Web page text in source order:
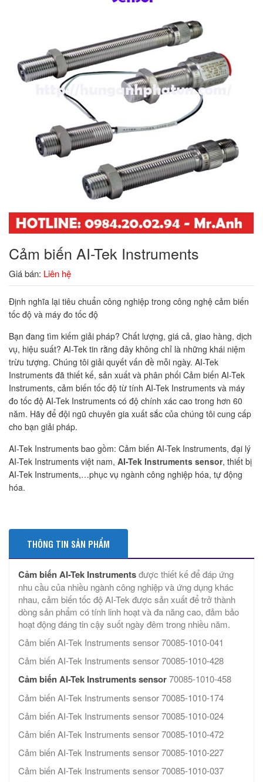
Cảm biến AI-Tek Instruments
Giá bán: Liên hệ
Định nghĩa lại tiêu chuẩn công nghiệp trong công nghệ cảm biến
tốc độ và máy đo tốc độ
Bạn đang tìm kiếm giải pháp? Chất lượng, giá cả, giao hàng, dịch
vụ, hiệu suất? AI-Tek tin rằng đây không chỉ là những khái niệm
trừu tượng. Chúng tôi giải quyết vấn đề mỗi ngày. AI-Tek
Instruments đã thiết kế, sản xuất và phân phối Cảm biến AI-Tek
Instruments, cảm biến tốc độ từ tính AI-Tek Instruments và máy
đo tốc độ AI-Tek Instruments có độ chính xác cao trong hơn 60
năm. Hãy để đội ngũ chuyên gia xuất sắc của chúng tôi cung cấp
cho bạn giải pháp.
AI-Tek Instruments bao gồm: Cảm biến AI-Tek Instruments, đại lý
AI-Tek Instruments việt nam, AI-Tek Instruments sensor, thiết bị
AI-Tek Instruments,…phục vụ ngành công nghiệp hóa, tự động
hóa.
THÔNG TIN SẢN PHẨM
Cảm biến AI-Tek Instrumentsđược thiết kế để đáp ứng
nhu cầu của nhiều ngành công nghiệp và ứng dụng khác
nhau, cảm biến tốc độ AI-Tek được sản xuất để trở thành
dòng sản phẩm có tính linh hoạt và đa năng cao, đảm bảo
hoạt động đáng tin cậy suốt ngày đêm trong nhiều năm.
Cảm biến AI-Tek Instruments sensor 70085-1010-041
Cảm biến AI-Tek Instruments sensor 70085-1010-428
Cảm biến AI-Tek Instruments sensor70085-1010-458
Cảm biến AI-Tek Instruments sensor 70085-1010-174
Cảm biến AI-Tek Instruments sensor 70085-1010-024
Cảm biến AI-Tek Instruments sensor 70085-1010-472
Cảm biến AI-Tek Instruments sensor 70085-1010-227
Cảm biến AI-Tek Instruments sensor 70085-1010-037